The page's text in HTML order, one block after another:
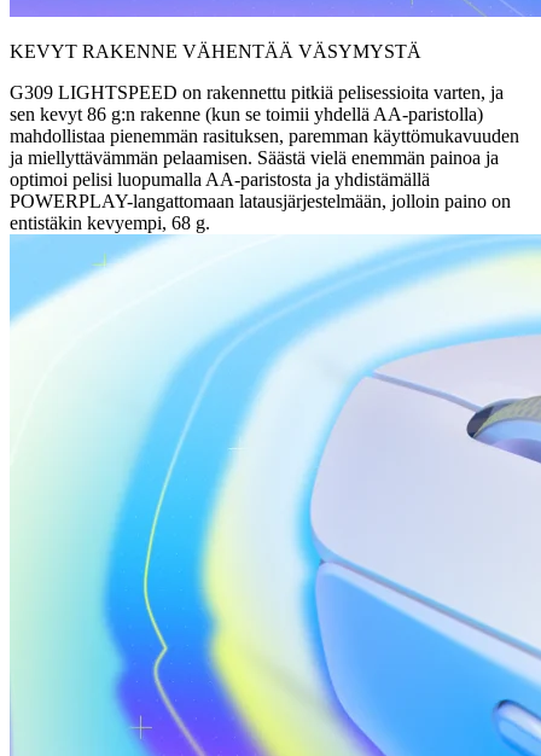
KEVYT RAKENNE VÄHENTÄÄ VÄSYMYSTÄ
G309 LIGHTSPEED on rakennettu pitkiä pelisessioita varten, ja
sen kevyt 86 g:n rakenne (kun se toimii yhdellä AA-paristolla)
mahdollistaa pienemmän rasituksen, paremman käyttömukavuuden
ja miellyttävämmän pelaamisen. Säästä vielä enemmän painoa ja
optimoi pelisi luopumalla AA-paristosta ja yhdistämällä
POWERPLAY-langattomaan latausjärjestelmään, jolloin paino on
entistäkin kevyempi, 68 g.